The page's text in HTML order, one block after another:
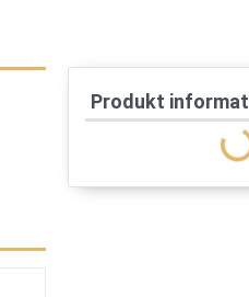
Produkt